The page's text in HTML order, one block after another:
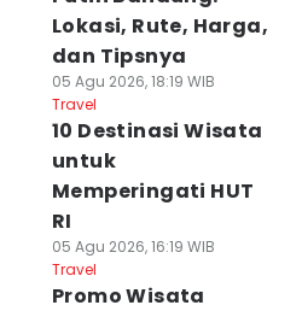
Lokasi, Rute, Harga,
dan Tipsnya
05 Agu 2026, 18:19 WIB
Travel
10 Destinasi Wisata
untuk
Memperingati HUT
RI
05 Agu 2026, 16:19 WIB
Travel
Promo Wisata